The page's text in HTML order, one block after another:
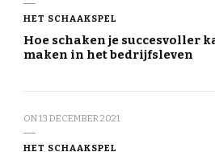
HET SCHAAKSPEL
Hoe schaken je succesvoller
maken in het bedrijfsleven
ON13 DECEMBER 2021
HET SCHAAKSPEL